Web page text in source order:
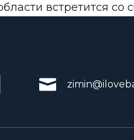
встретится